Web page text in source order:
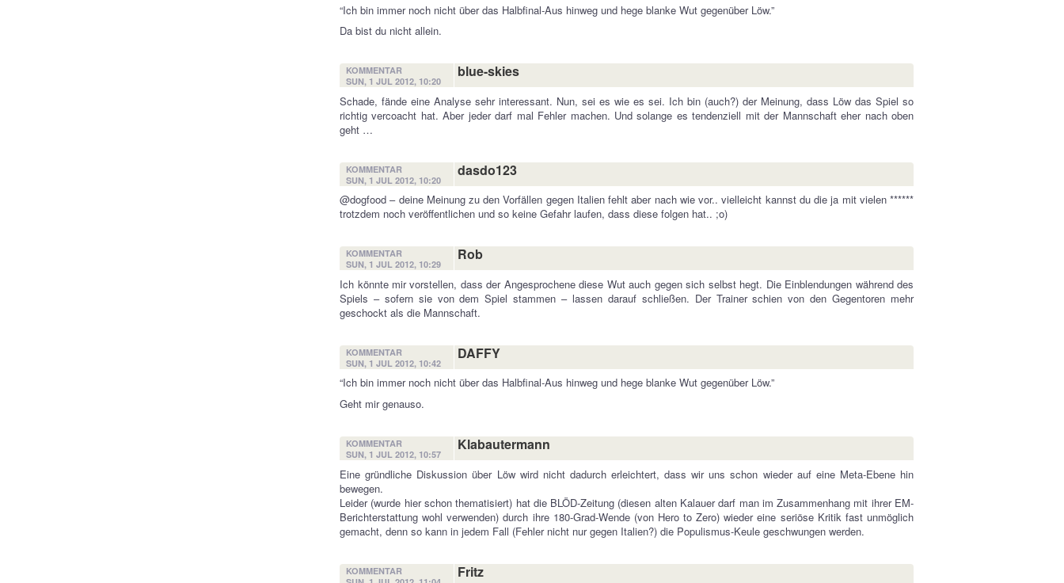
“Ich bin immer noch nicht über das Halbfinal-Aus hinweg und hege blanke Wut gegenüber Löw.”
Da bist du nicht allein.
KOMMENTAR
SUN, 1 JUL 2012, 10:20
blue-skies
Schade, fände eine Analyse sehr interessant. Nun, sei es wie es sei. Ich bin (auch?) der Meinung, dass Löw das Spiel so
richtig vercoacht hat. Aber jeder darf mal Fehler machen. Und solange es tendenziell mit der Mannschaft eher nach oben
geht …
KOMMENTAR
SUN, 1 JUL 2012, 10:20
dasdo123
@dogfood – deine Meinung zu den Vorfällen gegen Italien fehlt aber nach wie vor.. vielleicht kannst du die ja mit vielen ******
trotzdem noch veröffentlichen und so keine Gefahr laufen, dass diese folgen hat.. ;o)
KOMMENTAR
SUN, 1 JUL 2012, 10:29
Rob
Ich könnte mir vorstellen, dass der Angesprochene diese Wut auch gegen sich selbst hegt. Die Einblendungen während des
Spiels – sofern sie von dem Spiel stammen – lassen darauf schließen. Der Trainer schien von den Gegentoren mehr
geschockt als die Mannschaft.
KOMMENTAR
SUN, 1 JUL 2012, 10:42
DAFFY
“Ich bin immer noch nicht über das Halbfinal-Aus hinweg und hege blanke Wut gegenüber Löw.”
Geht mir genauso.
KOMMENTAR
SUN, 1 JUL 2012, 10:57
Klabautermann
Eine gründliche Diskussion über Löw wird nicht dadurch erleichtert, dass wir uns schon wieder auf eine Meta-Ebene hin
bewegen.
Leider (wurde hier schon thematisiert) hat die BLÖD-Zeitung (diesen alten Kalauer darf man im Zusammenhang mit ihrer EM-
Berichterstattung wohl verwenden) durch ihre 180-Grad-Wende (von Hero to Zero) wieder eine seriöse Kritik fast unmöglich
gemacht, denn so kann in jedem Fall (Fehler nicht nur gegen Italien?) die Populismus-Keule geschwungen werden.
KOMMENTAR
Fritz